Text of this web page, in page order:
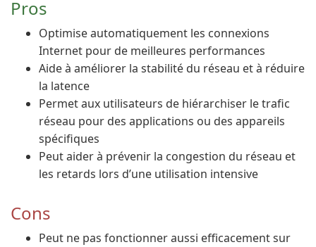
Pros
Optimise automatiquement les connexions
Internet pour de meilleures performances
Aide à améliorer la stabilité du réseau et à réduire
la latence
Permet aux utilisateurs de hiérarchiser le trafic
réseau pour des applications ou des appareils
spécifiques
Peut aider à prévenir la congestion du réseau et
les retards lors d’une utilisation intensive
Cons
Peut ne pas fonctionner aussi efficacement sur